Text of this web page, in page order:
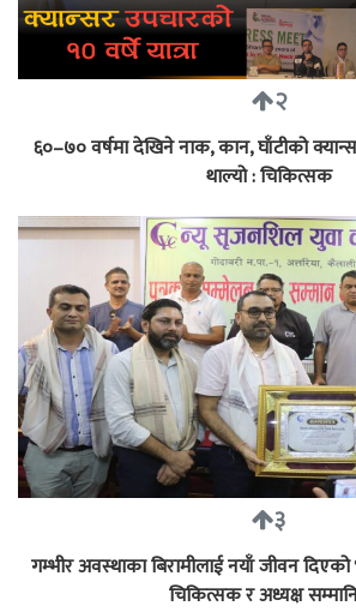
२
६०–७० वर्षमा देखिने नाक, कान, घाँटीको
थाल्यो : चिकित्सक
३
गम्भीर अवस्थाका बिरामीलाई नयाँ जीवन
चिकित्सक र अध्यक्ष